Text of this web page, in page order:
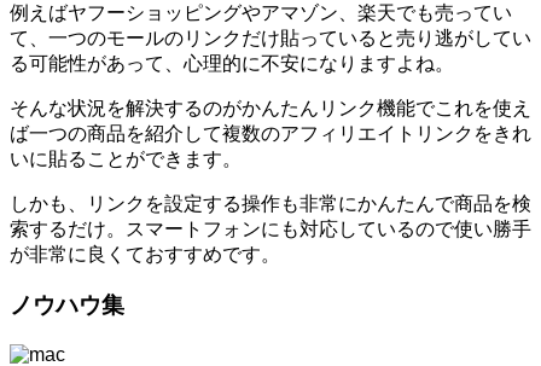
例えばヤフーショッピングやアマゾン、楽天でも売ってい
て、一つのモールのリンクだけ貼っていると売り逃がしてい
る可能性があって、心理的に不安になりますよね。
そんな状況を解決するのがかんたんリンク機能でこれを使え
ば一つの商品を紹介して複数のアフィリエイトリンクをきれ
いに貼ることができます。
しかも、リンクを設定する操作も非常にかんたんで商品を検
索するだけ。スマートフォンにも対応しているので使い勝手
が非常に良くておすすめです。
ノウハウ集